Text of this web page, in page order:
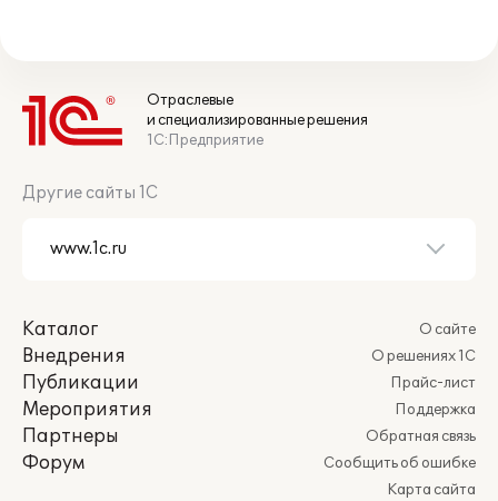
Отраслевые
и специализированные решения
1С:Предприятие
Другие сайты 1С
Каталог
Внедрения
Публикации
Мероприятия
Партнеры
Форум
О сайте
О решениях 1С
Прайс-лист
Поддержка
Обратная связь
Сообщить об ошибке
Карта сайта